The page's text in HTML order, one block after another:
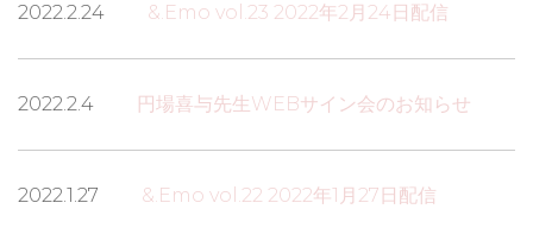
2022.2.24 &.Emo vol.23 2022年2月24日配信
2022.2.4 円場喜与先生WEBサイン会のお知らせ
2022.1.27 &.Emo vol.22 2022年1月27日配信